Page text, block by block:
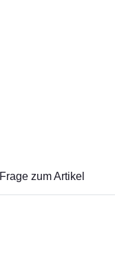
Frage zum Artikel